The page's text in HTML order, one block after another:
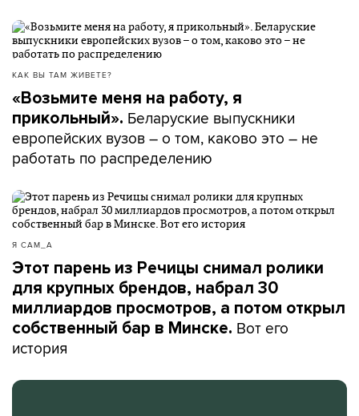
КАК ВЫ ТАМ ЖИВЕТЕ?
«Возьмите меня на работу, я
прикольный». Беларуские выпускники
европейских вузов – о том, каково это – не
работать по распределению
Я САМ_А
Этот парень из Речицы снимал ролики
для крупных брендов, набрал 30
миллиардов просмотров, а потом открыл
собственный бар в Минске. Вот его
история